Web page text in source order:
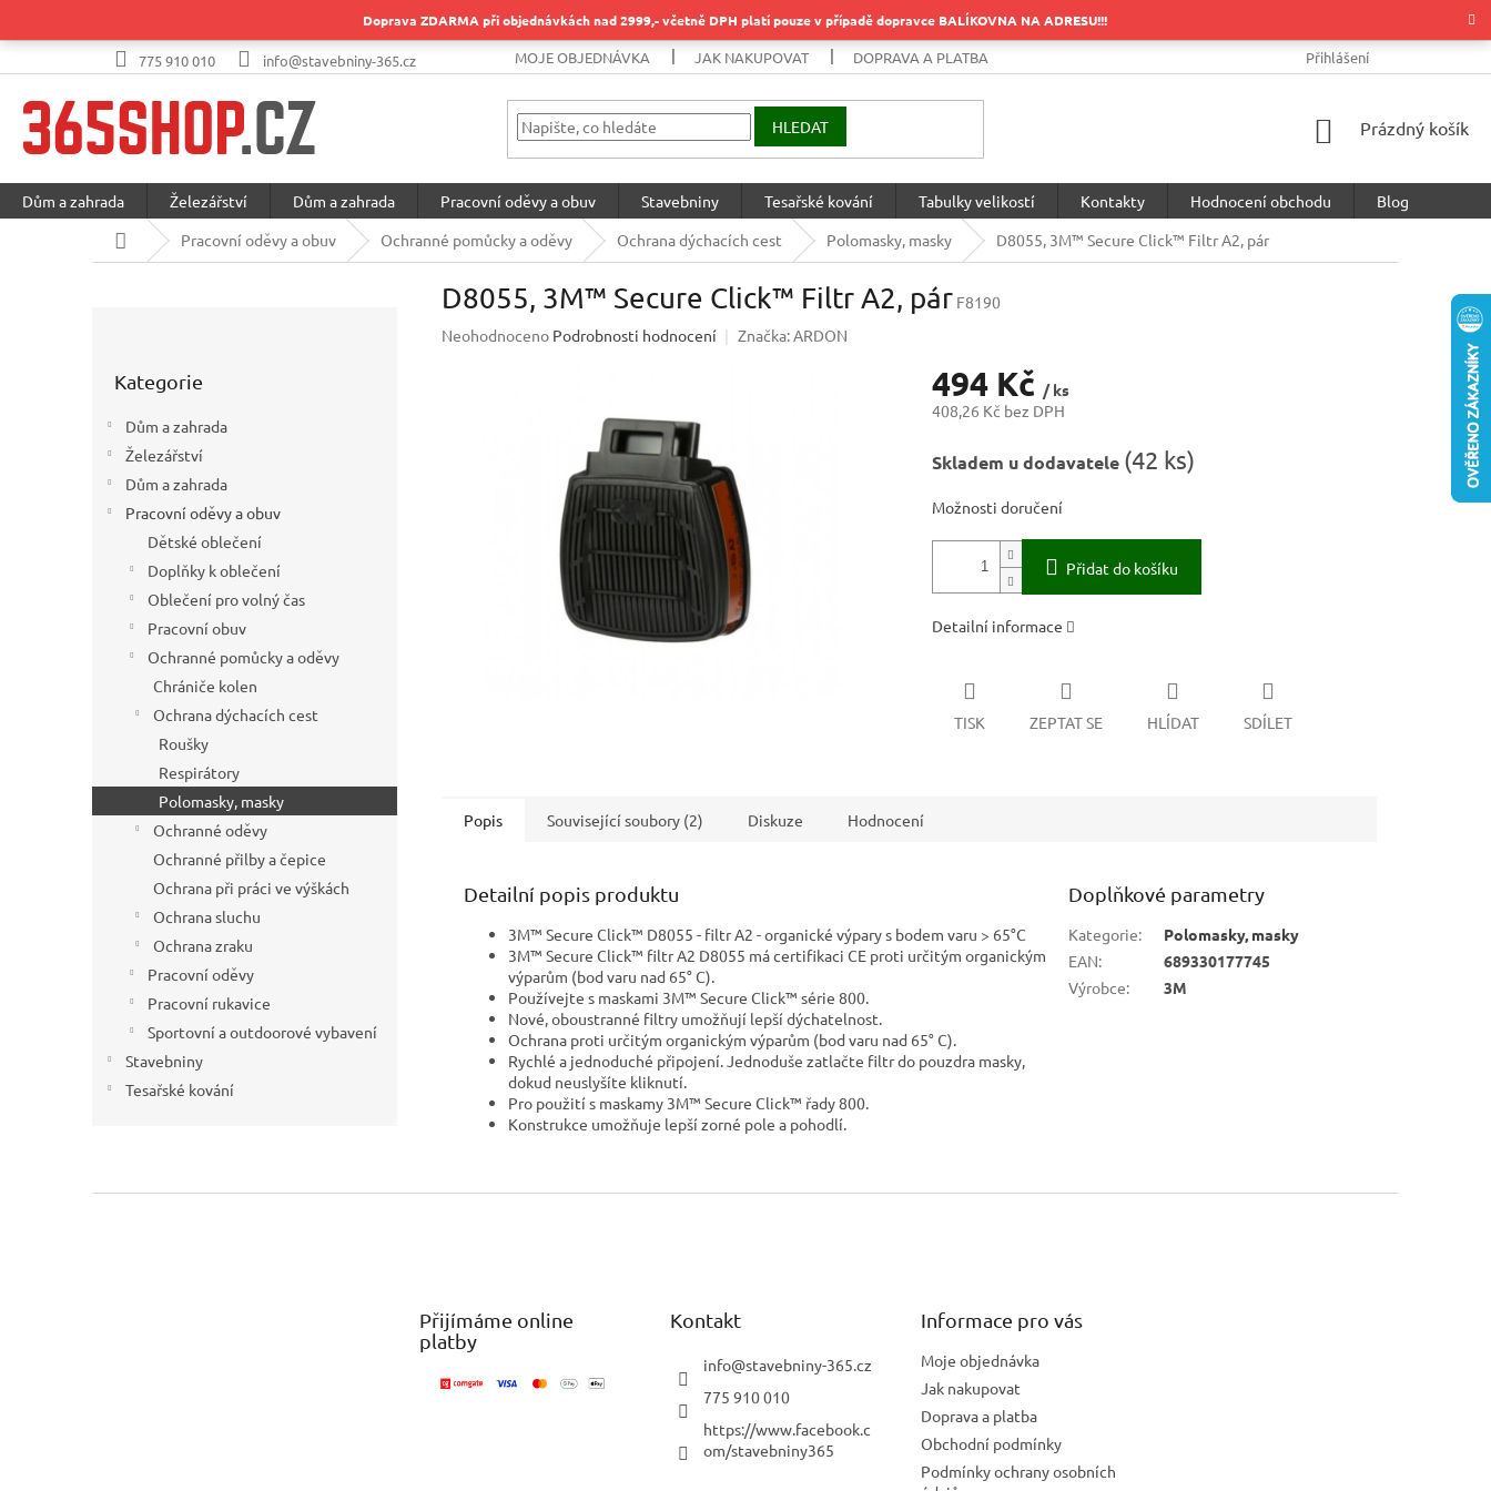
Doprava ZDARMA při objednávkách nad 2999,- včetně DPH platí pouze v případě dopravce BALÍKOVNA NA ADRESU!!!
775 910 010 info@stavebniny-365.cz MOJE OBJEDNÁVKA JAK NAKUPOVAT DOPRAVA A PLATBA PODMÍNKY OCHRANY OSOBNÍCH
Přihlášení
HLEDAT
NÁKUPNÍ
Prázdný košík
Dům a zahrada Železářství Dům a zahrada Pracovní oděvy a obuv Stavebniny Tesařské kování Tabulky velikostí Kontakty Hodnocení obchodu
Blog
Domů
Pracovní oděvy a obuv Ochranné pomůcky a oděvy Ochrana dýchacích cest Polomasky, masky D8055, 3M™ Secure Click™ Filtr A2, pár
kategorie
Kategorie
Dům a zahrada
Železářství
Dům a zahrada
Pracovní oděvy a obuv
Dětské oblečení
Doplňky k oblečení
Oblečení pro volný čas
Pracovní obuv
Ochranné pomůcky a oděvy
Chrániče kolen
Ochrana dýchacích cest
Roušky
Respirátory
Polomasky, masky
Ochranné oděvy
Ochranné přilby a čepice
Ochrana při práci ve výškách
Ochrana sluchu
Ochrana zraku
Pracovní oděvy
Pracovní rukavice
Sportovní a outdoorové vybavení
Stavebniny
Tesařské kování
D8055, 3M™ Secure Click™ Filtr A2, pár F8190
Průměrné
Neohodnoceno Podrobnosti hodnocení Značka:ARDON
494 Kč / ks
408,26 Kč bez DPH
cena:
Skladem u dodavatele (42 ks)
Možnosti doručení
Přidat do košíku
Detailní informace
TISK ZEPTAT SE HLÍDAT SDÍLET
Popis Související soubory (2) Diskuze Hodnocení
Detailní popis produktu
3M™ Secure Click™ D8055 - filtr A2 - organické výpary s bodem varu > 65°C
3M™ Secure Click™ filtr A2 D8055 má certifikaci CE proti určitým organickým
výparům (bod varu nad 65° C).
Používejte s maskami 3M™ Secure Click™ série 800.
Nové, oboustranné filtry umožňují lepší dýchatelnost.
Ochrana proti určitým organickým výparům (bod varu nad 65° C).
Rychlé a jednoduché připojení. Jednoduše zatlačte filtr do pouzdra masky,
dokud neuslyšíte kliknutí.
Pro použití s maskamy 3M™ Secure Click™ řady 800.
Konstrukce umožňuje lepší zorné pole a pohodlí.
Doplňkové parametry
Kategorie:
Polomasky, masky
EAN:
689330177745
Výrobce: 3M
Přijímáme online
platby
Kontakt
info@stavebniny-365.cz
775 910 010
https://www.facebook.c
om/stavebniny365
Informace pro vás
Moje objednávka
Jak nakupovat
Doprava a platba
Obchodní podmínky
Podmínky ochrany osobních